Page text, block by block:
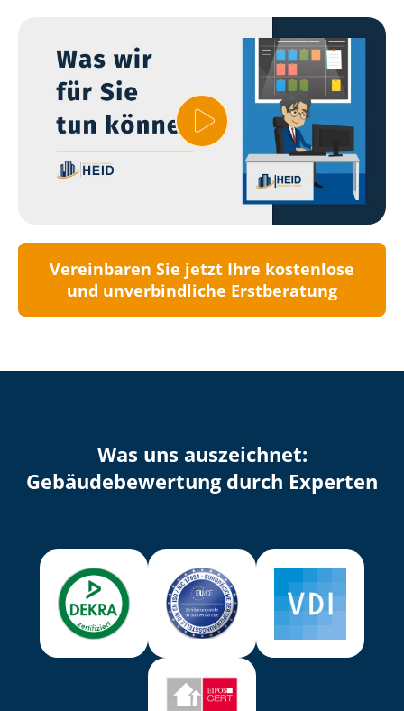
Vereinbaren Sie jetzt Ihre kostenlose
und unverbindliche Erstberatung
Was uns auszeichnet:
Ge­bäu­de­be­wer­tung durch Experten